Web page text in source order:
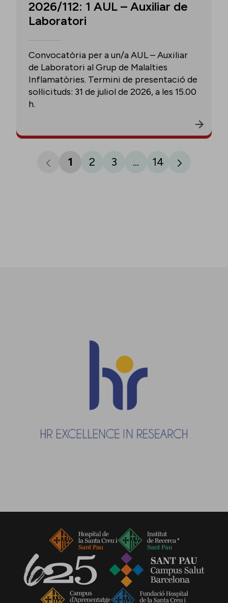
2026/112: 1 AUL – Auxiliar de
Laboratori
Convocatòria per a un/a AUL – Auxiliar
de Laboratori al Grup de Malalties
Inflamatòries. Termini de presentació de
sol·licituds: 31 de juliol de 2026, a les 15.00
h.
1 2 3 ... 14